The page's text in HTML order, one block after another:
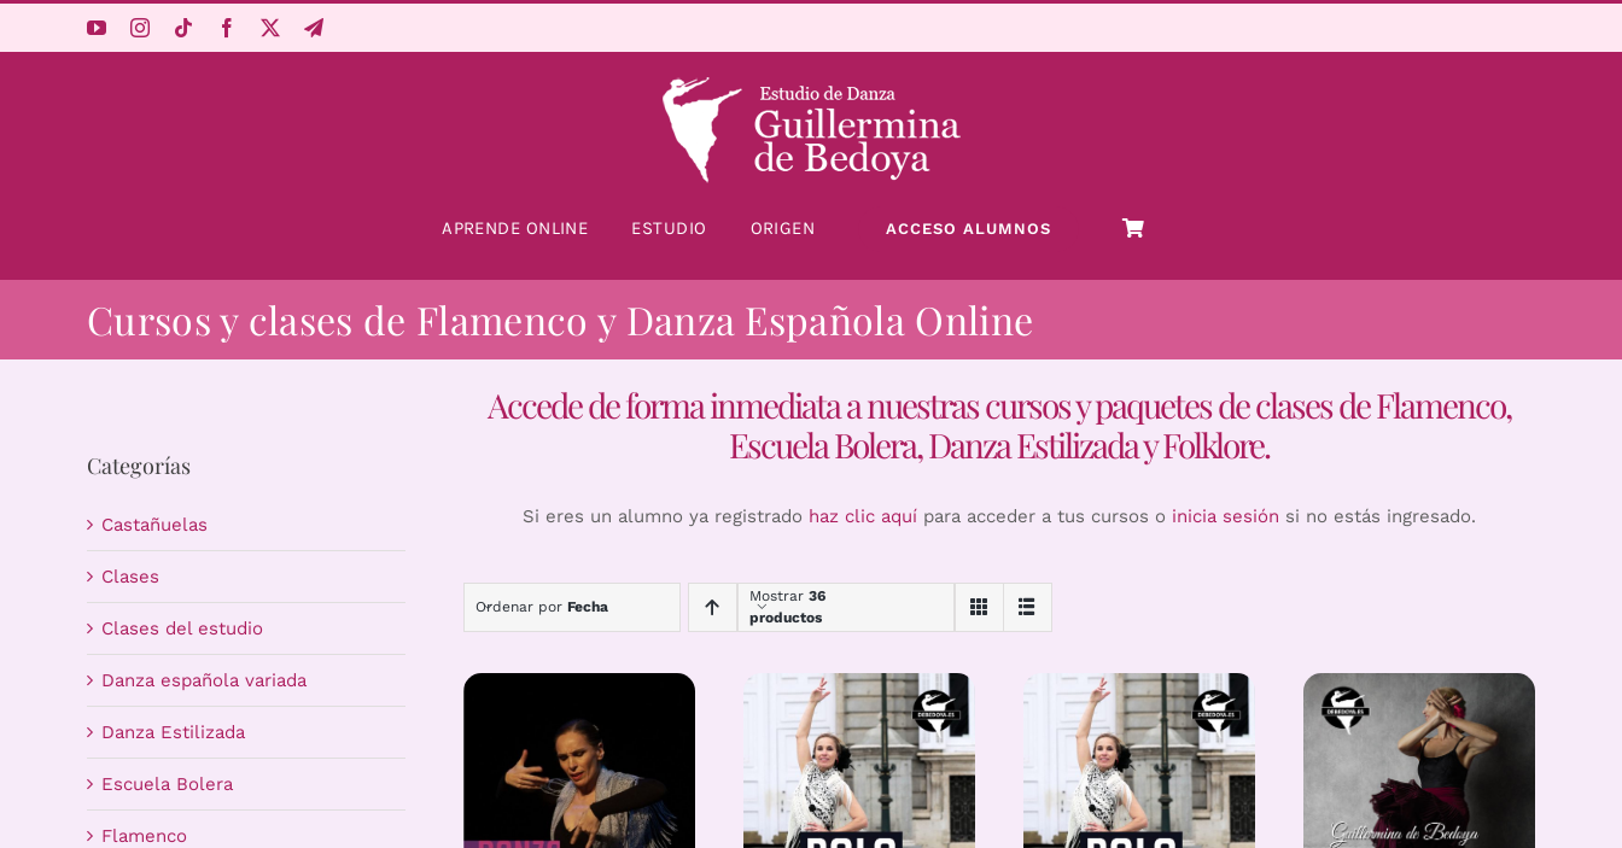
APRENDE ONLINE ESTUDIO ORIGEN ACCESO ALUMNOS
Cursos y clases de Flamenco y Danza Española Online
Categorías
Castañuelas
Clases
Clases del estudio
Danza española variada
Danza Estilizada
Escuela Bolera
Flamenco
Accede de forma inmediata a nuestras cursos y paquetes de clases de Flamenco,
Escuela Bolera, Danza Estilizada y Folklore.
Si eres un alumno ya registrado haz clic aquí para acceder a tus cursos o inicia sesión si no estás ingresado.
Ordenar por Fecha
Mostrar 36
productos